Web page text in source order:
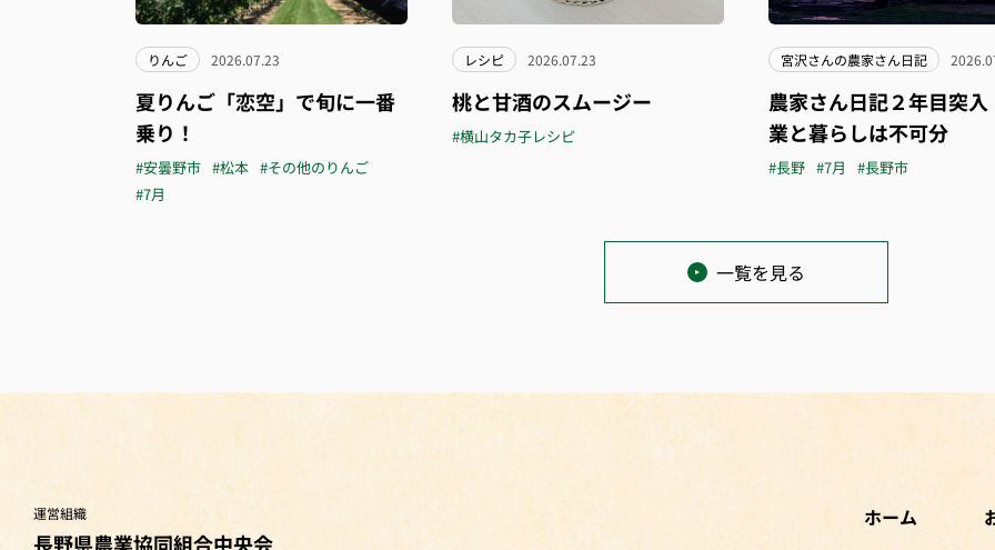
りんご 2026.07.23
夏りんご「恋空」で旬に一番
乗り！
#安曇野市 #松本 #その他のりんご
#7月
レシピ 2026.07.23
桃と甘酒のスムージー
#横山タカ子レシピ
宮沢さんの農家さん日記
農家さん日記２年目突入
業と暮らしは不可分
#長野 #7月 #長野市
一覧を見る
運営組織
長野県農業協同組合中央会
ホーム